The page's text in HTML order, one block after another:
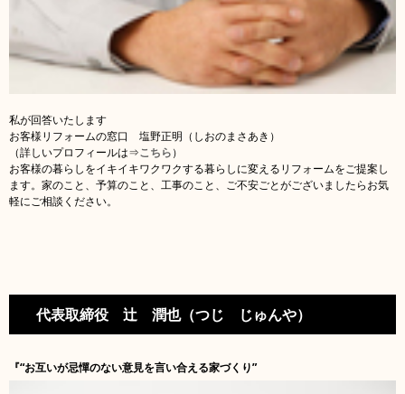
私が回答いたします
お客様リフォームの窓口 塩野正明（しおのまさあき）
（詳しいプロフィールは⇒こちら）
お客様の暮らしをイキイキワクワクする暮らしに変えるリフォームをご提案し
ます。家のこと、予算のこと、工事のこと、ご不安ごとがございましたらお気
軽にご相談ください。
代表取締役 辻 潤也（つじ じゅんや）
『“お互いが忌憚のない意見を言い合える家づくり”